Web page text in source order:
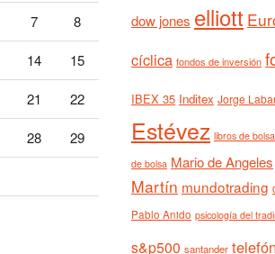
7 8
14 15
21 22
28 29
dow jones elliott
cíclica fondos de inversión
IBEX 35 Inditex Jorge
Estévez libros de bolsa
de bolsa Mario de Angeles
Martín mundotrading
Pablo Anido psicología del
s&p500 santander